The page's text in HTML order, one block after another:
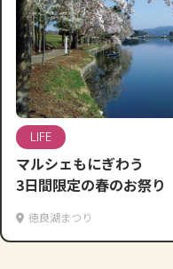
LIFE
マルシェもにぎわう
3日間限定の春のお祭り
徳良湖まつり